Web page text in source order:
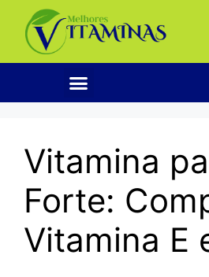
Vitamina
Forte:
Vitamina E